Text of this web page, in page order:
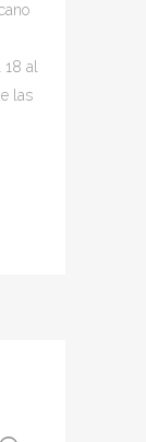
al
las